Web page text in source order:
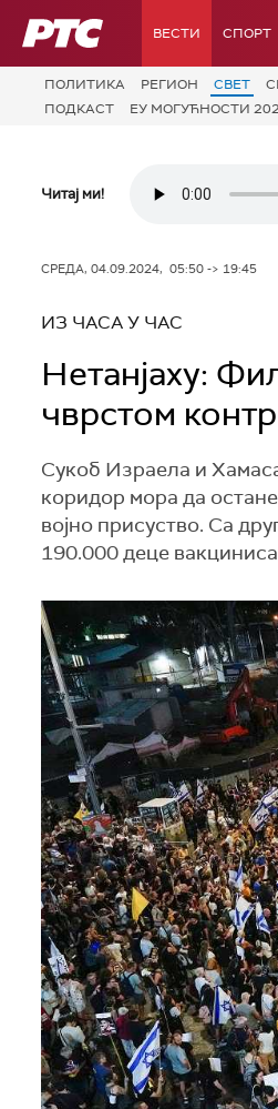
РТС ВЕСТИ СПОРТ
ПОЛИТИКА РЕГИОН СВЕТ
ПОДКАСТ
ЕУ МОГУЋНОСТИ
Читај ми!
СРЕДА, 04.09.2024, 05:50 -> 19:45
ИЗ ЧАСА У ЧАС
Нетанјаху:
чврстом
Сукоб Израела и
коридор мора да
војно присуство. Са
190.000 деце